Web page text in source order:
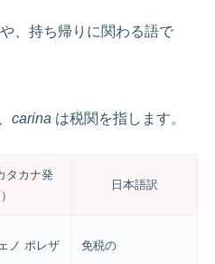
、持ち帰りに関わる語で
carina は税関を指します。
タカナ発
日本語訳
ノ ポレザ 免税の